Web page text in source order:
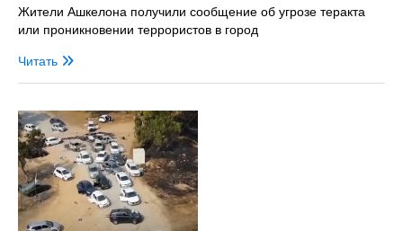
Жители Ашкелона получили сообщение об угрозе теракта
или проникновении террористов в город
Читать